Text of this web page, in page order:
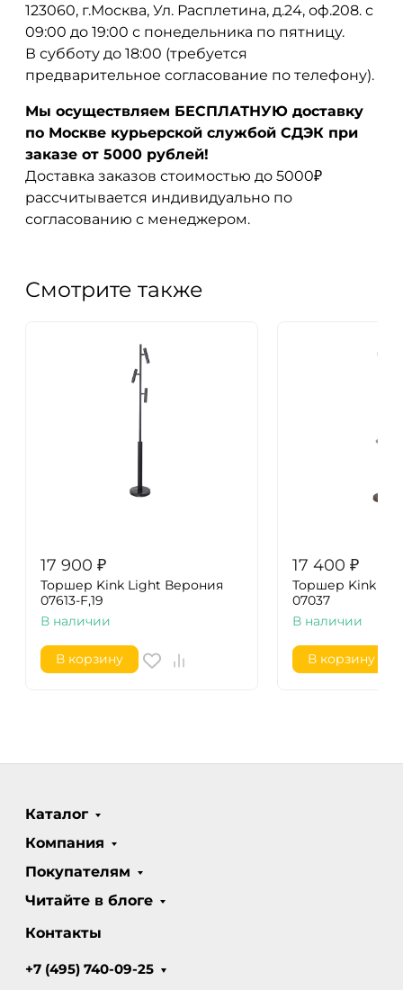
123060, г.Москва, Ул. Расплетина, д.24, оф.208. с
09:00 до 19:00 с понедельника по пятницу.
В субботу до 18:00 (требуется
предварительное согласование по телефону).
Мы осуществляем БЕСПЛАТНУЮ доставку
по Москве курьерской службой СДЭК при
заказе от 5000 рублей!
Доставка заказов стоимостью до 5000₽
рассчитывается индивидуально по
согласованию с менеджером.
Смотрите также
17 900 ₽
Торшер Kink Light Верония
07613-F,19
В наличии
В корзину
17 400 ₽
Торшер Kink
07037
В наличии
В корзину
Каталог
Компания
Покупателям
Читайте в блоге
Контакты
+7 (495) 740-09-25